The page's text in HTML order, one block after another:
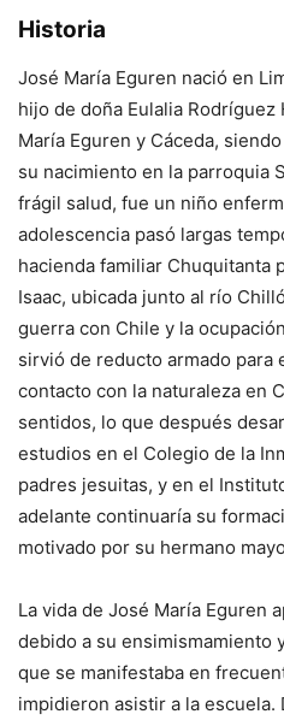
Historia
José María Eguren nació en
hijo de doña Eulalia
María Eguren y Cáceda,
su nacimiento en la parroquia
frágil salud, fue un niño
adolescencia pasó largas
hacienda familiar Chuquitanta
Isaac, ubicada junto al río
guerra con Chile y la
sirvió de reducto armado para
contacto con la naturaleza en
sentidos, lo que después
estudios en el Colegio de la
padres jesuitas, y en el
adelante continuaría su
motivado por su hermano
La vida de José María Eguren
debido a su ensimismamiento
que se manifestaba en
impidieron asistir a la escuela.